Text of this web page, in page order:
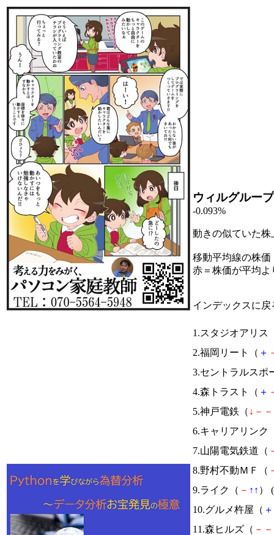
ウィルグループ
-0.093%
動きの似ていた
移動平均線の株価
赤＝株価が平均
インデックスに戻
1.スタジオアリス
2.福岡リート（ ＋
3.セントラルスポ
4.森トラスト（ ＋
5.神戸電鉄（ ↓ － －
6.キャリアリンク
7.山陽電気鉄道（
8.野村不動ＭＦ（
9.ライク（ － ↑ ↑ ） (
10.グルメ杵屋（ ＋
11.森ヒルズ（ － －